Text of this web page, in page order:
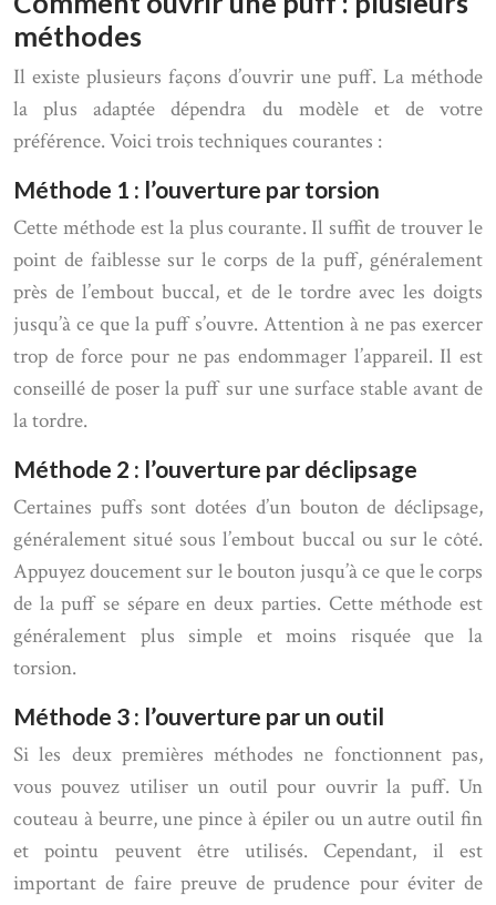
méthodes
Il existe plusieurs façons d’ouvrir une puff. La méthode
la plus adaptée dépendra du modèle et de votre
préférence. Voici trois techniques courantes :
Méthode 1 : l’ouverture par torsion
Cette méthode est la plus courante. Il suffit de trouver le
point de faiblesse sur le corps de la puff, généralement
près de l’embout buccal, et de le tordre avec les doigts
jusqu’à ce que la puff s’ouvre. Attention à ne pas exercer
trop de force pour ne pas endommager l’appareil. Il est
conseillé de poser la puff sur une surface stable avant de
la tordre.
Méthode 2 : l’ouverture par déclipsage
Certaines puffs sont dotées d’un bouton de déclipsage,
généralement situé sous l’embout buccal ou sur le côté.
Appuyez doucement sur le bouton jusqu’à ce que le corps
de la puff se sépare en deux parties. Cette méthode est
généralement plus simple et moins risquée que la
torsion.
Méthode 3 : l’ouverture par un outil
Si les deux premières méthodes ne fonctionnent pas,
vous pouvez utiliser un outil pour ouvrir la puff. Un
couteau à beurre, une pince à épiler ou un autre outil fin
et pointu peuvent être utilisés. Cependant, il est
important de faire preuve de prudence pour éviter de